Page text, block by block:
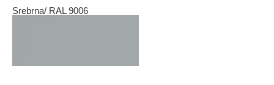
Srebrna/ RAL 9006